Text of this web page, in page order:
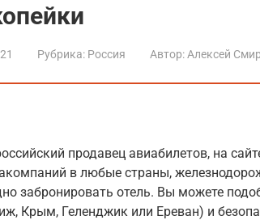
Рубрика: Россия Автор: Алексей
продавец авиабилетов, на
в любые страны,
забронировать отель. Вы можете
Крым, Геленджик или Ереван) и